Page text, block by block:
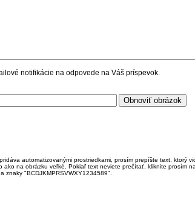
notifikácie na odpovede na Váš príspevok.
automatizovanými prostriedkami, prosím prepíšte text, ktorý
ako na obrázku veľké. Pokiaľ text neviete prečítať, kliknite prosím
znaky "BCDJKMPRSVWXY1234589".